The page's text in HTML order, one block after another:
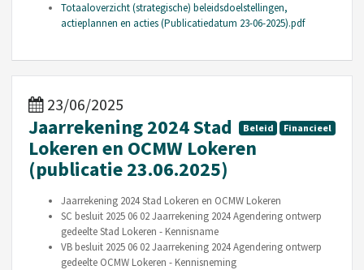
Totaaloverzicht (strategische) beleidsdoelstellingen,
actieplannen en acties (Publicatiedatum 23-06-2025).pdf
23/06/2025
Beleid Financieel
Jaarrekening 2024 Stad
Lokeren en OCMW Lokeren
(publicatie 23.06.2025)
Jaarrekening 2024 Stad Lokeren en OCMW Lokeren
SC besluit 2025 06 02 Jaarrekening 2024 Agendering ontwerp
gedeelte Stad Lokeren - Kennisname
VB besluit 2025 06 02 Jaarrekening 2024 Agendering ontwerp
gedeelte OCMW Lokeren - Kennisneming